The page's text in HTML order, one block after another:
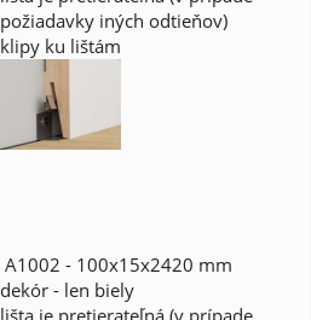
požiadavky iných odtieňov)
klipy ku lištám
A1002 - 100x15x2420 mm
dekór - len biely